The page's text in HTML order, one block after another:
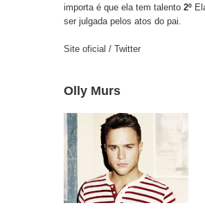
importa é que ela tem talento 2º
ser julgada pelos atos do pai.
Site oficial / Twitter
Olly Murs